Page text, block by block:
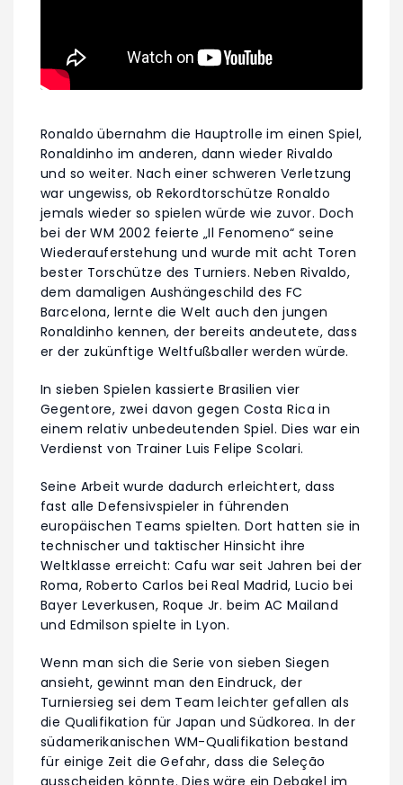
Ronaldo übernahm die Hauptrolle im einen Spiel,
Ronaldinho im anderen, dann wieder Rivaldo
und so weiter. Nach einer schweren Verletzung
war ungewiss, ob Rekordtorschütze Ronaldo
jemals wieder so spielen würde wie zuvor. Doch
bei der WM 2002 feierte „Il Fenomeno“ seine
Wiederauferstehung und wurde mit acht Toren
bester Torschütze des Turniers. Neben Rivaldo,
dem damaligen Aushängeschild des FC
Barcelona, lernte die Welt auch den jungen
Ronaldinho kennen, der bereits andeutete, dass
er der zukünftige Weltfußballer werden würde.
In sieben Spielen kassierte Brasilien vier
Gegentore, zwei davon gegen Costa Rica in
einem relativ unbedeutenden Spiel. Dies war ein
Verdienst von Trainer Luis Felipe Scolari.
Seine Arbeit wurde dadurch erleichtert, dass
fast alle Defensivspieler in führenden
europäischen Teams spielten. Dort hatten sie in
technischer und taktischer Hinsicht ihre
Weltklasse erreicht: Cafu war seit Jahren bei der
Roma, Roberto Carlos bei Real Madrid, Lucio bei
Bayer Leverkusen, Roque Jr. beim AC Mailand
und Edmilson spielte in Lyon.
Wenn man sich die Serie von sieben Siegen
ansieht, gewinnt man den Eindruck, der
Turniersieg sei dem Team leichter gefallen als
die Qualifikation für Japan und Südkorea. In der
südamerikanischen WM-Qualifikation bestand
für einige Zeit die Gefahr, dass die Seleção
ausscheiden könnte. Dies wäre ein Debakel im